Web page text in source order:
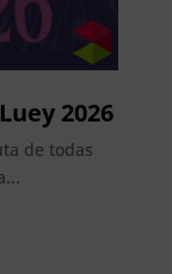
2026
de todas